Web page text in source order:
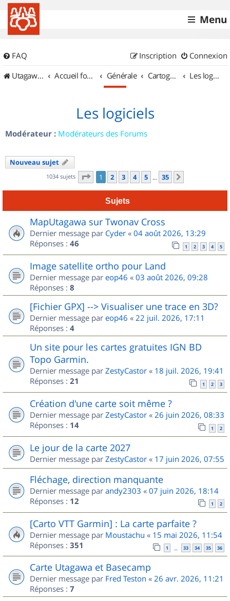
Menu
FAQ Connexion
Inscription
UtagawaVTT (Randos VTT et VTTAE avec traces GPS)
Accueil forum Générale Cartographie et GPS Les logiciels
Les logiciels
Modérateur : Modérateurs des Forums
Nouveau sujet
1034 sujets Page 1sur
1 2 3 4 5 … 35
Sujets
MapUtagawa sur Twonav Cross
Dernier message par Cyder « 04 août 2026, 13:29
Réponses : 46 1 2 3 4 5
Image satellite ortho pour Land
Dernier message par eop46 « 03 août 2026, 09:28
Réponses : 8
[Fichier GPX] --> Visualiser une trace en 3D?
Dernier message par eop46 « 22 juil. 2026, 17:11
Réponses : 4
Un site pour les cartes gratuites IGN BD
Topo Garmin.
Dernier message par ZestyCastor « 18 juil. 2026, 19:41
Réponses : 21 1 2 3
Création d'une carte soit même ?
Dernier message par ZestyCastor « 26 juin 2026, 08:33
Réponses : 14 1 2
Le jour de la carte 2027
Dernier message par ZestyCastor « 17 juin 2026, 07:55
Fléchage, direction manquante
Dernier message par andy2303 « 07 juin 2026, 18:14
Réponses : 12 1 2
[Carto VTT Garmin] : La carte parfaite ?
Dernier message par Moustachu « 15 mai 2026, 11:54
Réponses : 351 1 … 33 34 35 36
Carte Utagawa et Basecamp
Dernier message par Fred Teston « 26 avr. 2026, 11:21
Réponses : 7